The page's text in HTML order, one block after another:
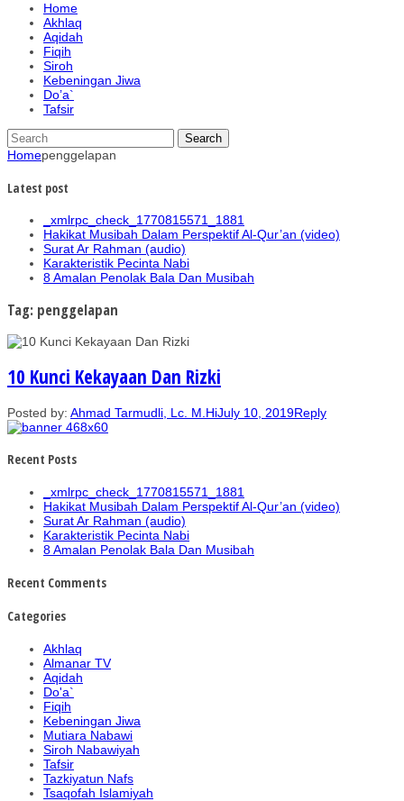
Home
Akhlaq
Aqidah
Fiqih
Siroh
Kebeningan Jiwa
Do’a`
Tafsir
Homepenggelapan
Latest post
_xmlrpc_check_1770815571_1881
Hakikat Musibah Dalam Perspektif Al-Qur’an (video)
Surat Ar Rahman (audio)
Karakteristik Pecinta Nabi
8 Amalan Penolak Bala Dan Musibah
Tag: penggelapan
10 Kunci Kekayaan Dan Rizki
Posted by: Ahmad Tarmudli, Lc. M.HiJuly 10, 2019Reply
Recent Posts
_xmlrpc_check_1770815571_1881
Hakikat Musibah Dalam Perspektif Al-Qur’an (video)
Surat Ar Rahman (audio)
Karakteristik Pecinta Nabi
8 Amalan Penolak Bala Dan Musibah
Recent Comments
Categories
Akhlaq
Almanar TV
Aqidah
Do'a`
Fiqih
Kebeningan Jiwa
Mutiara Nabawi
Siroh Nabawiyah
Tafsir
Tazkiyatun Nafs
Tsaqofah Islamiyah